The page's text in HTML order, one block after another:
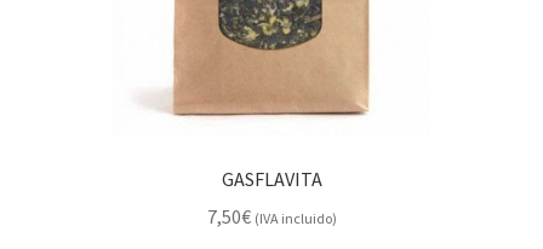
GASFLAVITA
7,50€ (IVA incluido)